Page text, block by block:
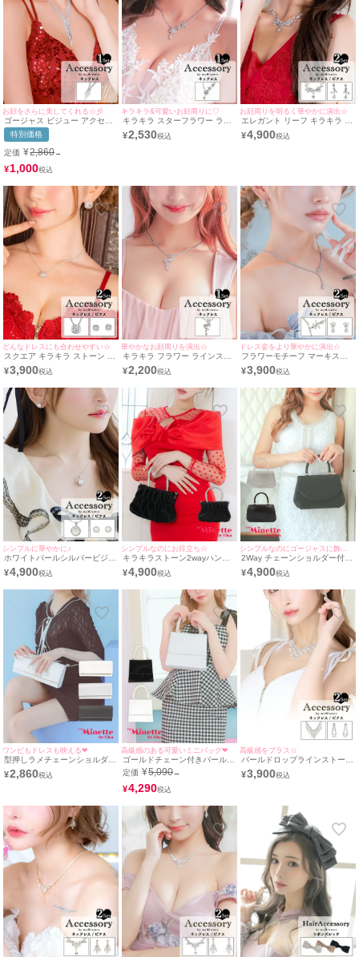
お顔をさらに美してくれる☆彡
ゴージャス ビジュー アクセサ
リー ネックレス
特別価格
定価 ¥2,860→
¥1,000
キラキラ&可愛いお顔周りに♡
キラキラ スターフラワー ライ
ンストーン アクセサリー ネッ
クレス
¥2,530
お顔周りを明るく華やかに演出☆
エレガント リーフ キラキラ ス
トーン アクセサリー 2点セッ
ト [ネックレス＋ピアス]
¥4,900
どんなドレスにも合わせやすい☆
スクエア キラキラ ストーン ア
クセサリー 2点セット [ネック
レス＋ピアス]
¥3,900
華やかなお顔周りを演出☆
キラキラ フラワー ラインスト
ーン アクセサリー ネックレス
¥2,200
ドレス姿をより華やかに演出☆
フラワーモチーフ マーキスカ
ット キラキラビジュー アクセ
サリー 2点セット [ネックレス
¥3,900
シンプルに華やかに♪
ホワイトパールシルバービジュ
ーアクセサリー2点セット [ネ
ックレス＋ピアス]
¥4,900
シンプルなのにお目立ち☆
キラキラストーン2wayハンド
ルギャザーミニバッグ
¥4,900
シンプルなのにゴージャスに飾る☆
2Way チェーンショルダー付き
ラインストーン ハンドミニバ
ッグ
¥4,900
ワンピもドレスも映える❤︎
型押しラメチェーンショルダー
付き2Wayクラッチバッグ
¥2,860
高級感のある可愛いミニバッグ❤︎
ゴールドチェーン付きパールハ
ンドルエナメル2Wayバッグ
定価 ¥5,090→
¥4,290
高級感をプラス☆
パールドロップラインストーン
ゴージャスバースデーアクセサ
リー2点セット [バースデーネ
¥3,900